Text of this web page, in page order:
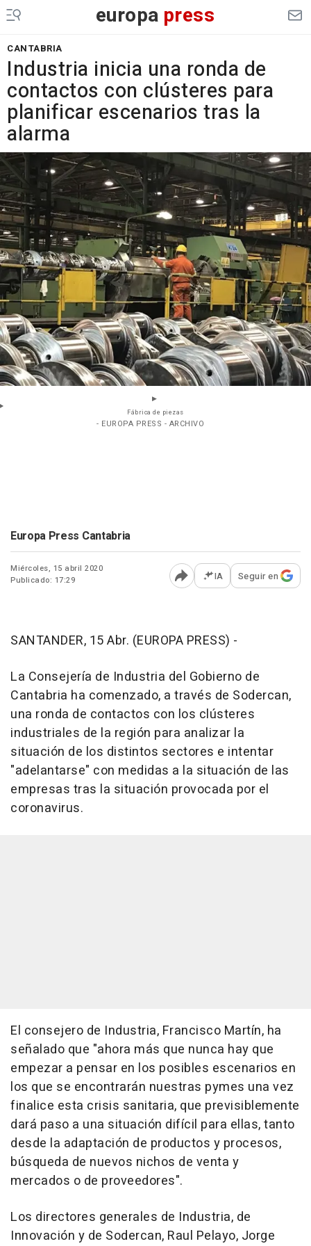
europa press
CANTABRIA
Industria inicia una ronda de
contactos con clústeres para
planificar escenarios tras la
alarma
Fábrica de piezas
- EUROPA PRESS - ARCHIVO
Europa Press Cantabria
Miércoles, 15 abril 2020
Publicado: 17:29
Abrir opciones para
IA Seguir en
SANTANDER, 15 Abr. (EUROPA PRESS) -
La Consejería de Industria del Gobierno de
Cantabria ha comenzado, a través de Sodercan,
una ronda de contactos con los clústeres
industriales de la región para analizar la
situación de los distintos sectores e intentar
"adelantarse" con medidas a la situación de las
empresas tras la situación provocada por el
coronavirus.
El consejero de Industria, Francisco Martín, ha
señalado que "ahora más que nunca hay que
empezar a pensar en los posibles escenarios en
los que se encontrarán nuestras pymes una vez
finalice esta crisis sanitaria, que previsiblemente
dará paso a una situación difícil para ellas, tanto
desde la adaptación de productos y procesos,
búsqueda de nuevos nichos de venta y
mercados o de proveedores".
Los directores generales de Industria, de
Innovación y de Sodercan, Raul Pelayo, Jorge